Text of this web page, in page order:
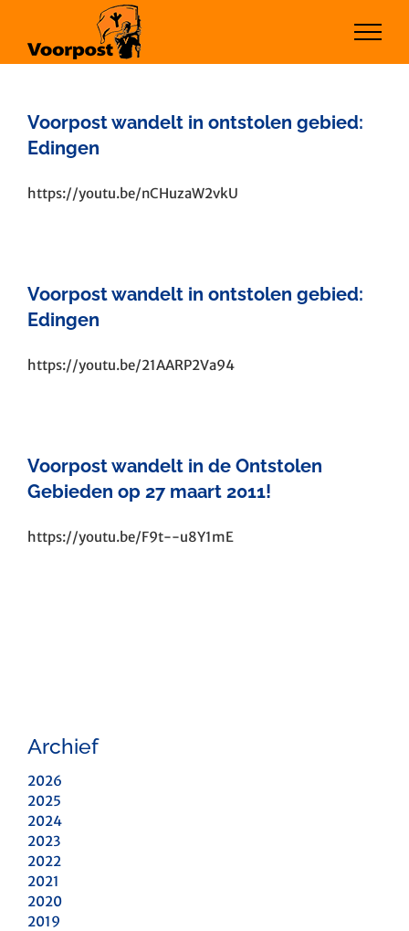
inhoud
Voorpost wandelt in ontstolen gebied:
Edingen
https://youtu.be/nCHuzaW2vkU
Voorpost wandelt in ontstolen gebied:
Edingen
https://youtu.be/21AARP2Va94
Voorpost wandelt in de Ontstolen
Gebieden op 27 maart 2011!
https://youtu.be/F9t--u8Y1mE
Archief
2026
2025
2024
2023
2022
2021
2020
2019